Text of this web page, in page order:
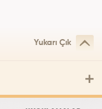
Yukarı Çık